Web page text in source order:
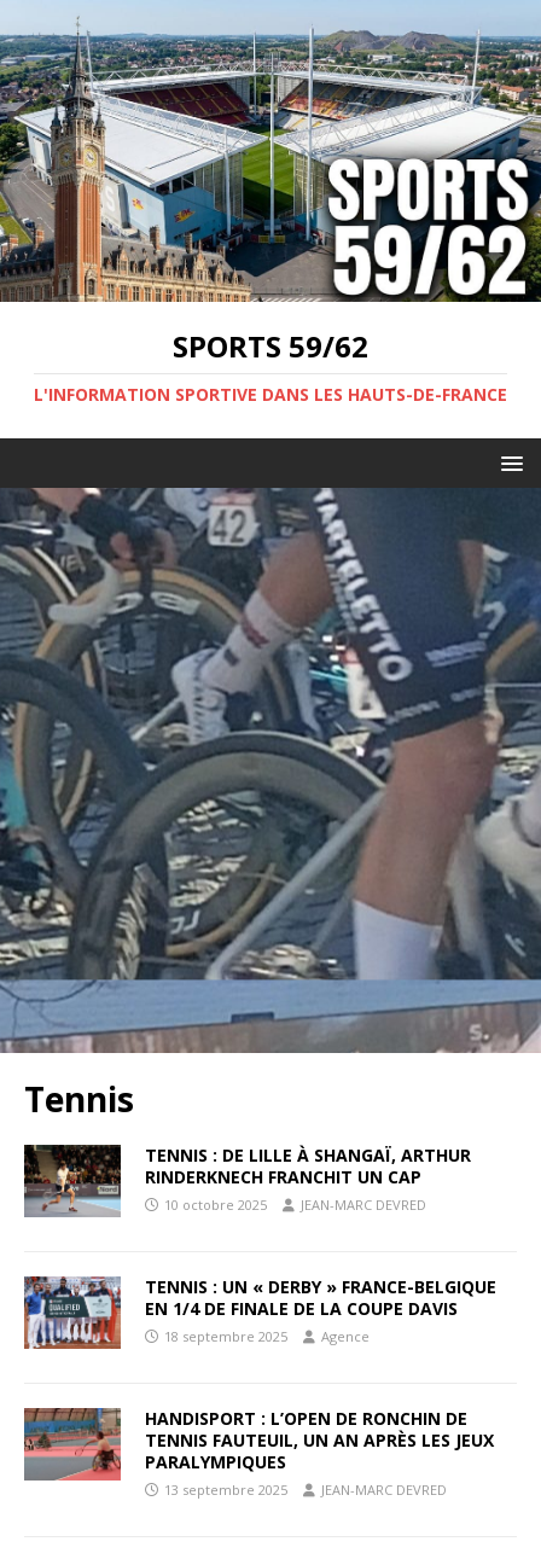
SPORTS 59/62
L'INFORMATION SPORTIVE DANS LES HAUTS-DE-FRANCE
Tennis
TENNIS : DE LILLE À SHANGAÏ, ARTHUR
RINDERKNECH FRANCHIT UN CAP
10 octobre 2025 JEAN-MARC DEVRED
TENNIS : UN « DERBY » FRANCE-BELGIQUE
EN 1/4 DE FINALE DE LA COUPE DAVIS
18 septembre 2025 Agence
HANDISPORT : L’OPEN DE RONCHIN DE
TENNIS FAUTEUIL, UN AN APRÈS LES JEUX
PARALYMPIQUES
13 septembre 2025 JEAN-MARC DEVRED